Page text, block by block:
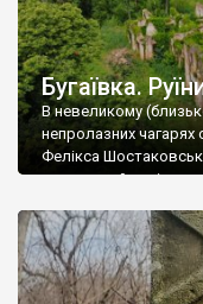
Бугаївка.
В невеликому
непролазних чагарях
Фелікса
радянський період у
століття тут
палацу виїхала